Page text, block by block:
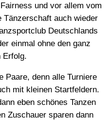
und vor allem vom
Tänzerschaft auch wieder
Deutschlands
einmal ohne den ganz
Erfolg.
Paare, denn alle Turniere
mit kleinen Startfeldern.
eben schönes Tanzen
Zuschauer sparen dann